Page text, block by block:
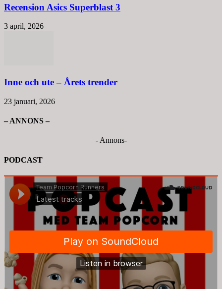
Recension Asics Superblast 3
3 april, 2026
Inne och ute – Årets trender
23 januari, 2026
– ANNONS –
- Annons-
PODCAST